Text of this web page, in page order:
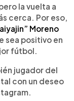
la vuelta a
cerca. Por eso,
Moreno
sea positivo en
fútbol.
jugador del
con un deseo